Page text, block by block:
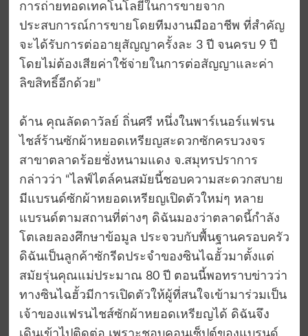
การถ่ายทอดเทคโนโลยีในการขายจาก
ประสบการณ์การขายโดยทีมงานมืออาชีพ ที่สำคัญ
จะได้รับการต่ออายุสัญญาครั้งละ 3 ปี จนครบ 9 ปี
โดยไม่ต้องเสียค่าใช้จ่ายในการต่อสัญญาและค่า
ลิขสิทธิ์อีกด้วย”
ด้าน คุณลัดดาวัลย์ ถิ่นศรี หนึ่งในพาร์เนอร์แฟรน
ไชส์ร้านซักผ้าหยอดเหรียญสะดวกซักครบวงจร
สาขาตลาดร้อยชั่งหนามแดง จ.สมุทรปราการ
กล่าวว่า “ไลฟ์ไตล์คนสมัยนี้ชอบความสะดวกสบาย
มีแบรนด์ซักผ้าหยอดเหรียญเปิดตัวใหม่ๆ หลาย
แบรนด์ตามสถานที่ต่างๆ ดิฉันมองว่าตลาดนี้กำลัง
โตเลยลองศึกษาข้อมูล ประจวบกับพื้นฐานครอบครัว
ดิฉันเป็นลูกค้าซักรีดประจำของซินไฉฮั้วมาตั้งแต่
สมัยรุ่นคุณแม่ประมาณ 80 ปี ตอนนี้พอทราบข่าวว่า
ทางซินไฉฮั้วมีการเปิดตัวให้ผู้ที่สนใจเข้ามาร่วมเป็น
เจ้าของแฟรนไชส์ซักผ้าหยอดเหรียญได้ ดิฉันจึง